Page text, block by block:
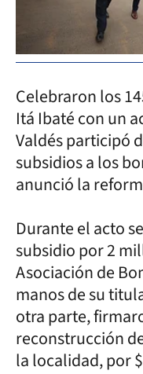
Celebraron los
Itá Ibaté con un
Valdés participó
subsidios a los
anunció la
Durante el acto
subsidio por 2
Asociación de
manos de su
otra parte,
reconstrucción
la localidad, por